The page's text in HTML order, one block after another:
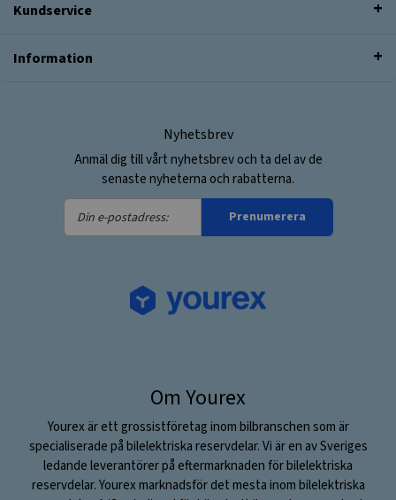
Kundservice
Information
Nyhetsbrev
Anmäl dig till vårt nyhetsbrev och ta del av de
senaste nyheterna och rabatterna.
Din
e-
Prenumerera
Om Yourex
Yourex är ett grossistföretag inom bilbranschen som är
specialiserade på bilelektriska reservdelar. Vi är en av Sveriges
ledande leverantörer på eftermarknaden för bilelektriska
reservdelar. Yourex marknadsför det mesta inom bilelektriska